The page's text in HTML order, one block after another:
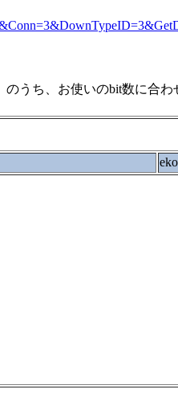
のうち、お使いのbit数に合